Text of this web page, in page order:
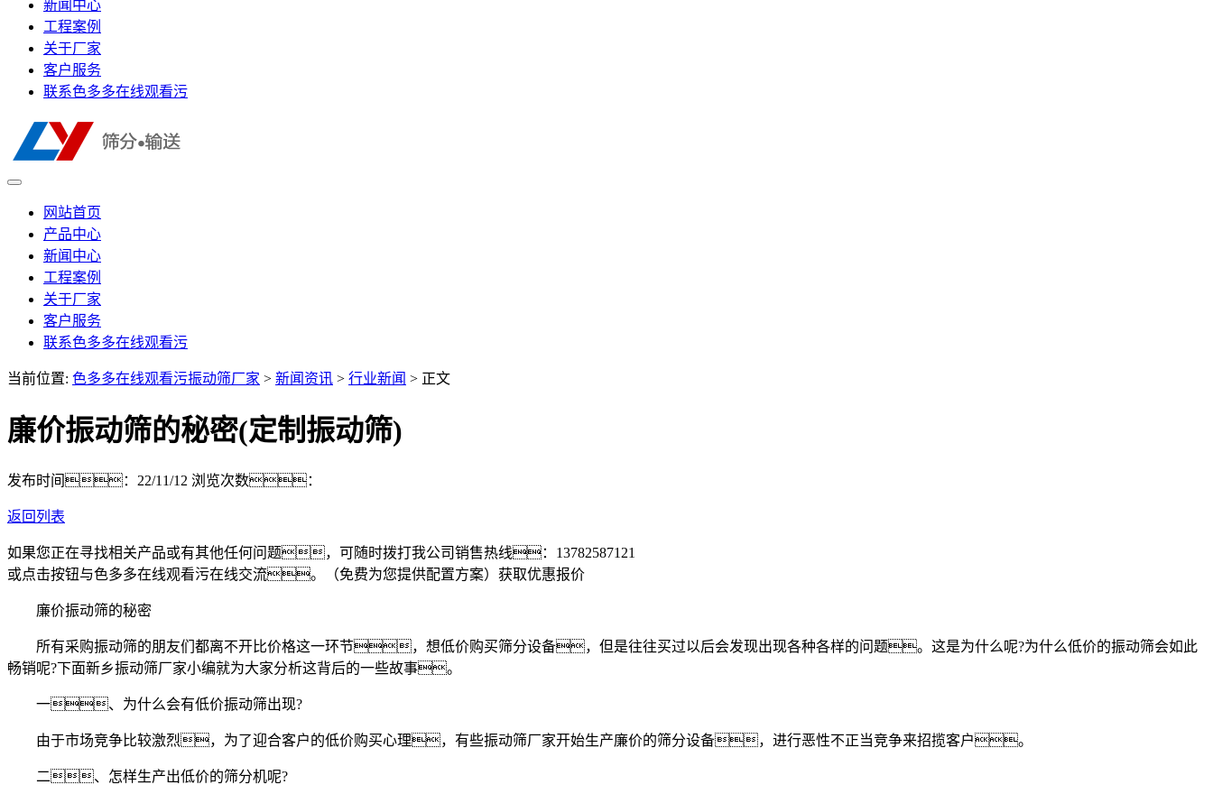
新闻中心
工程案例
关于厂家
客户服务
联系色多多在线观看污
网站首页
产品中心
新闻中心
工程案例
关于厂家
客户服务
联系色多多在线观看污
当前位置: 色多多在线观看污振动筛厂家 > 新闻资讯 > 行业新闻 > 正文
廉价振动筛的秘密(定制振动筛)
发布时间：22/11/12 浏览次数：
返回列表
如果您正在寻找相关产品或有其他任何问题，可随时拨打我公司销售热线： 13782587121
或点击按钮与色多多在线观看污在线交流。（免费为您提供配置方案） 获取优惠报价
廉价振动筛的秘密
所有采购振动筛的朋友们都离不开比价格这一环节，想低价购买筛分设备，但是往往买过以后会发现出现各种各样的问题。这是为什么呢?为什么低价的振动筛会如此
畅销呢?下面新乡振动筛厂家小编就为大家分析这背后的一些故事。
一、为什么会有低价振动筛出现?
由于市场竞争比较激烈，为了迎合客户的低价购买心理，有些振动筛厂家开始生产廉价的筛分设备，进行恶性不正当竞争来招揽客户。
二、怎样生产出低价的筛分机呢?